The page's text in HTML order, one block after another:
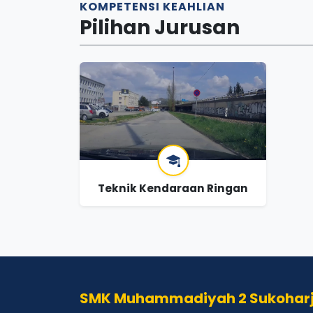
KOMPETENSI KEAHLIAN
Pilihan Jurusan
Teknik Kendaraan Ringan
SMK Muhammadiyah 2